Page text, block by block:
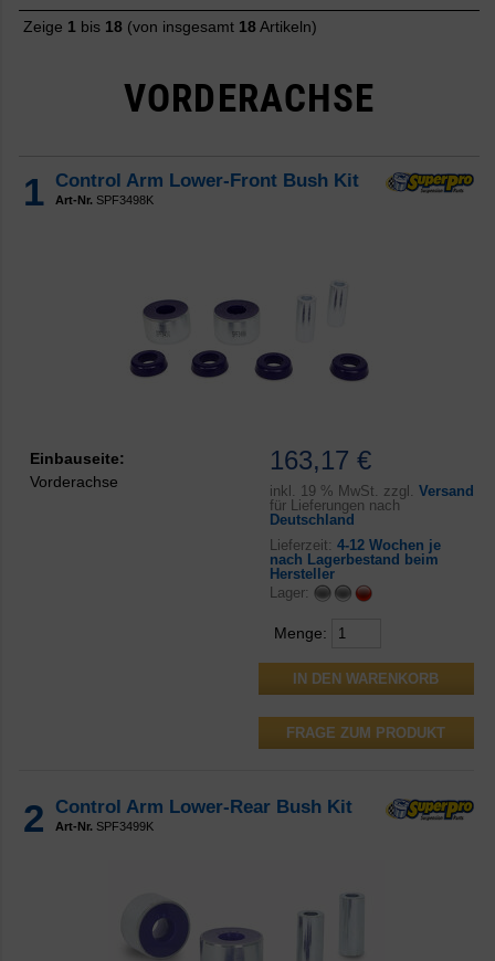
Zeige 1 bis 18 (von insgesamt 18 Artikeln)
VORDERACHSE
1 Control Arm Lower-Front Bush Kit
Art-Nr. SPF3498K
163,17 €
inkl. 19 % MwSt. zzgl. Versand
für Lieferungen nach
Deutschland
Lieferzeit: 4-12 Wochen je
nach Lagerbestand beim
Hersteller
Lager:
Menge:
FRAGE ZUM PRODUKT
Einbauseite:
Vorderachse
2 Control Arm Lower-Rear Bush Kit
Art-Nr. SPF3499K